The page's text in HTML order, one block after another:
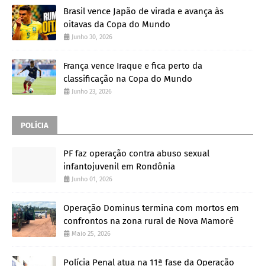
Brasil vence Japão de virada e avança às
oitavas da Copa do Mundo
Junho 30, 2026
França vence Iraque e fica perto da
classificação na Copa do Mundo
Junho 23, 2026
POLÍCIA
PF faz operação contra abuso sexual
infantojuvenil em Rondônia
Junho 01, 2026
Operação Dominus termina com mortos em
confrontos na zona rural de Nova Mamoré
Maio 25, 2026
Polícia Penal atua na 11ª fase da Operação